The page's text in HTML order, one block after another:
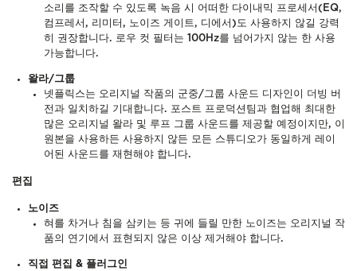
소리를 조작할 수 있도록 녹음 시 어떠한 다이내믹 프로세서(EQ,
컴프레서, 리미터, 노이즈 게이트, 디에서)도 사용하지 않길 강력
히 권장합니다. 로우 컷 필터는 100Hz를 넘어가지 않는 한 사용
가능합니다.
왈라/그룹
넷플릭스는 오리지널 작품의 군중/그룹 사운드 디자인이 더빙 버
전과 일치하길 기대합니다. 포스트 프로덕션팀과 협업해 최대한
많은 오리지널 왈라 및 루프 그룹 사운드를 제공할 예정이지만, 이
원본을 사용하든 사용하지 않든 모든 스튜디오가 동일하게 레이
어된 사운드를 재현해야 합니다.
편집
노이즈
혀를 차거나 침을 삼키는 등 귀에 들릴 만한 노이즈는 오리지널 작
품의 연기에서 표현되지 않은 이상 제거해야 합니다.
직접 편집 & 플러그인